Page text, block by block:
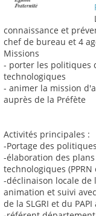
connaissance et
chef de bureau et 4
Missions
- porter les politiques
technologiques
- animer la mission
auprès de la Préfète
Activités principales :
-Portage des
-élaboration des
technologiques (PPRN
-déclinaison locale
animation et suivi
de la SLGRI et du